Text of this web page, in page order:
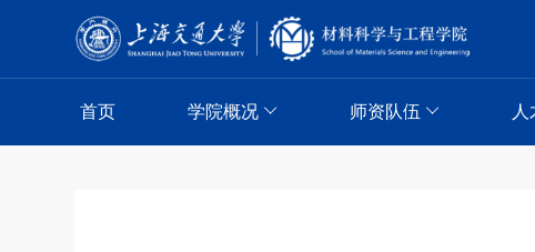
首页 学院概况 师资队伍